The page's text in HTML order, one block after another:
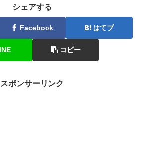
シェアする
Facebook はてブ
コピー
スポンサーリンク